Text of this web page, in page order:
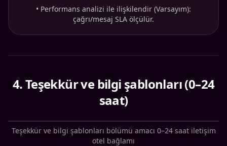
• Performans analizi ile ilişkilendir (Varsayım):
çağrı/mesaj SLA ölçülür.
4.Teşekkür ve bilgi şablonları (0–24
saat)
Teşekkür ve bilgi şablonları bölümü amacı 0–24 saat iletişim
otel bağlamı